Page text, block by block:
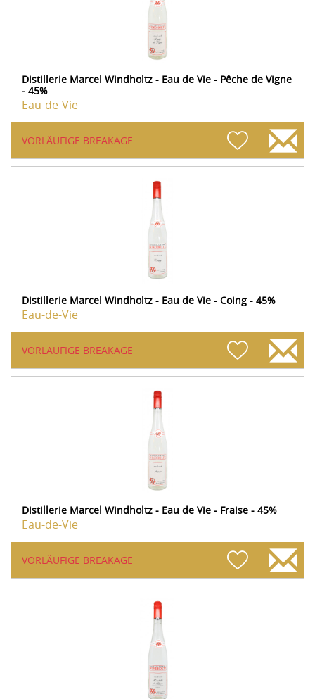
Distillerie Marcel Windholtz - Eau de Vie - Pêche de Vigne
- 45%
Eau-de-Vie
VORLÄUFIGE BREAKAGE
Distillerie Marcel Windholtz - Eau de Vie - Coing - 45%
Eau-de-Vie
VORLÄUFIGE BREAKAGE
Distillerie Marcel Windholtz - Eau de Vie - Fraise - 45%
Eau-de-Vie
VORLÄUFIGE BREAKAGE